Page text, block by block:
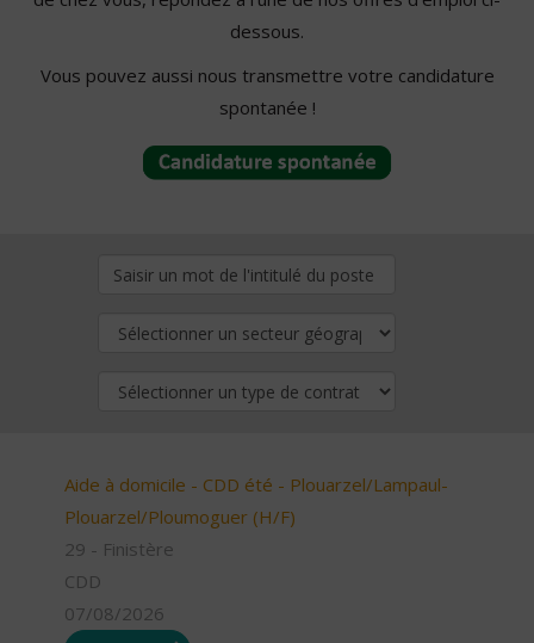
dessous.
Vous pouvez aussi nous transmettre votre candidature
spontanée !
Aide à domicile - CDD été - Plouarzel/Lampaul-
Plouarzel/Ploumoguer (H/F)
29 - Finistère
CDD
07/08/2026